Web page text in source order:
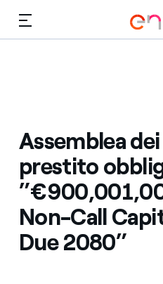
Assemblea
prestito
Non-Call
Due 2080”